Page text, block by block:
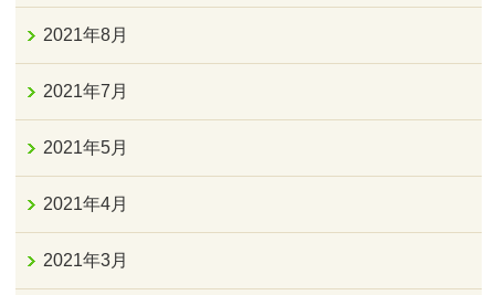
2021年8月
2021年7月
2021年5月
2021年4月
2021年3月